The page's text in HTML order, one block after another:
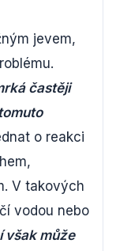
jevem,
častěji
o reakci
V takových
vodou nebo
však může